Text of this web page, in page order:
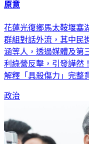
原意
花蓮光復鄉馬太鞍堰塞
群組對話外流，其中民
涵等人，透過媒體及第
利綠營反擊，引發譁然
解釋「具殺傷力」完整
政治